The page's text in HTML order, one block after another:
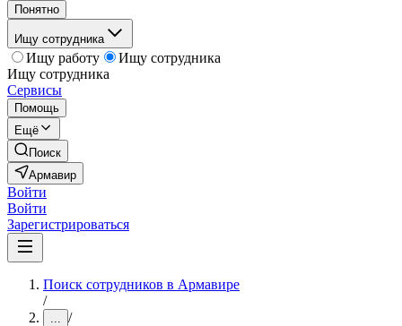
Понятно
Ищу сотрудника
Ищу работу
Ищу сотрудника
Ищу сотрудника
Сервисы
Помощь
Ещё
Поиск
Армавир
Войти
Войти
Зарегистрироваться
Поиск сотрудников в Армавире
/
... /